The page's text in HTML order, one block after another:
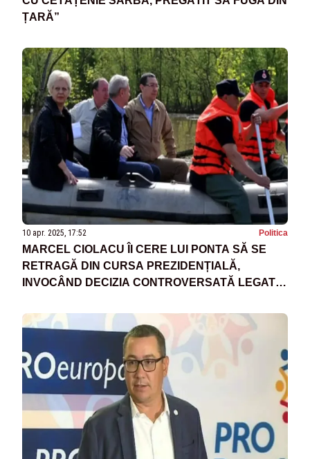
ȚARĂ”
10 apr. 2025, 17:52 Politica
MARCEL CIOLACU ÎI CERE LUI PONTA SĂ SE
RETRAGĂ DIN CURSA PREZIDENȚIALĂ,
INVOCÂND DECIZIA CONTROVERSATĂ LEGATĂ